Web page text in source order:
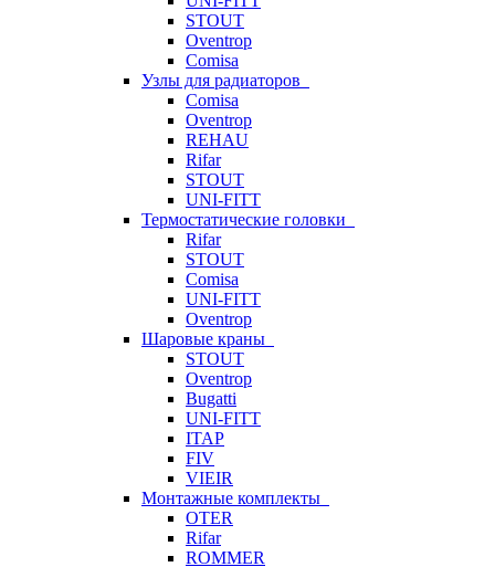
STOUT
Oventrop
Comisa
Узлы для радиаторов
Comisa
Oventrop
REHAU
Rifar
STOUT
UNI-FITT
Термостатические головки
Rifar
STOUT
Comisa
UNI-FITT
Oventrop
Шаровые краны
STOUT
Oventrop
Bugatti
UNI-FITT
ITAP
FIV
VIEIR
Монтажные комплекты
OTER
Rifar
ROMMER